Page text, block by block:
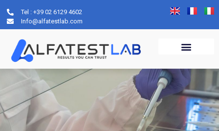
Tel : +39 02 6129 4602
Info@alfatestlab.com